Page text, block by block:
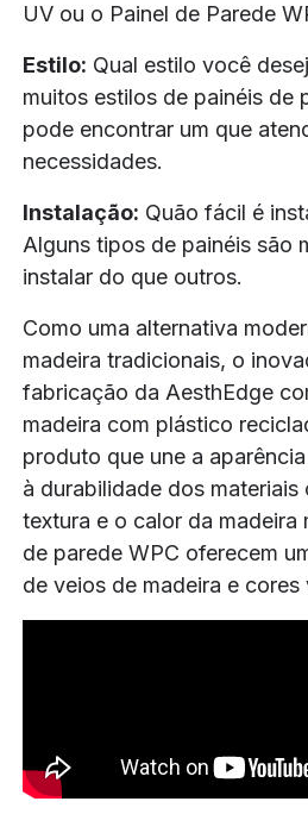
UV ou o Painel de Parede
Estilo: Qual estilo você
muitos estilos de painéis de
pode encontrar um que
necessidades.
Instalação: Quão fácil é
Alguns tipos de painéis são
instalar do que outros.
Como uma alternativa
madeira tradicionais, o
fabricação da AesthEdge
madeira com plástico
produto que une a
à durabilidade dos
textura e o calor da madeira
de parede WPC oferecem
de veios de madeira e cores